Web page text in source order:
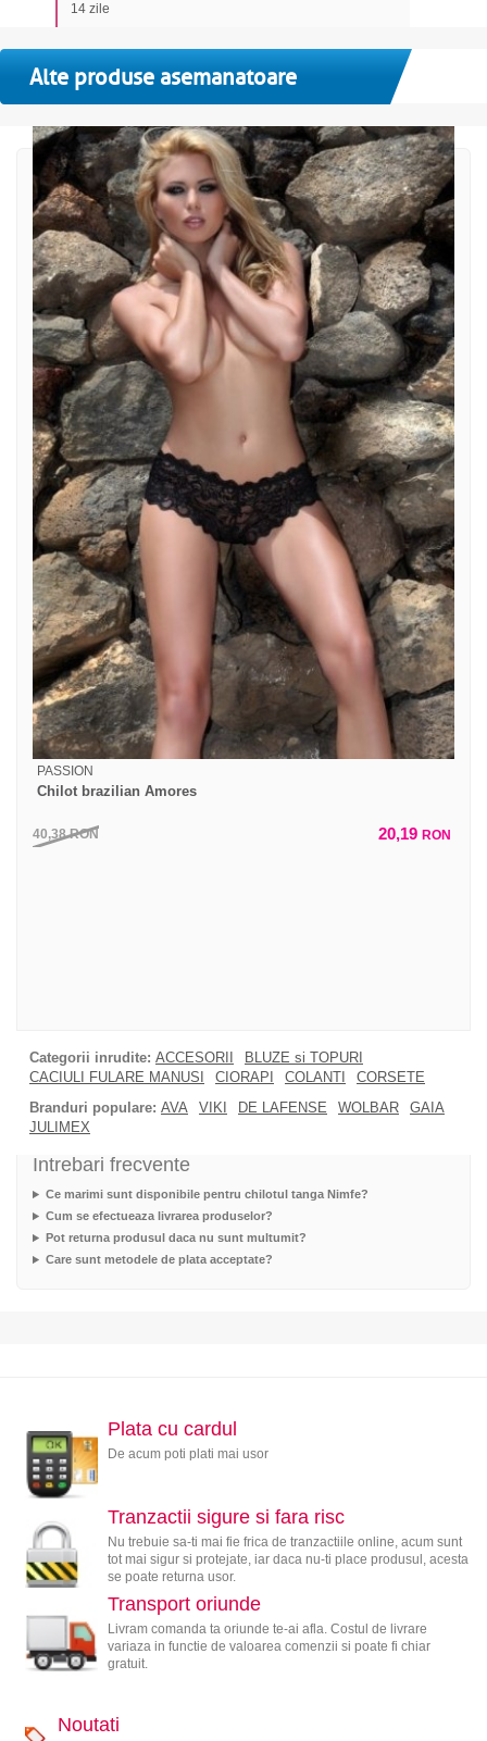
14 zile
Alte produse asemanatoare
PASSION
Chilot brazilian Amores
40,38RON 20,19 RON
Categorii inrudite: ACCESORII
BLUZE si TOPURI
CACIULI FULARE MANUSI
CIORAPI COLANTI
CORSETE
Branduri populare: AVA VIKI DE LAFENSE WOLBAR
GAIA
JULIMEX
Intrebari frecvente
Ce marimi sunt disponibile pentru chilotul tanga Nimfe?
Cum se efectueaza livrarea produselor?
Pot returna produsul daca nu sunt multumit?
Care sunt metodele de plata acceptate?
Plata cu cardul
De acum poti plati mai usor
Tranzactii sigure si fara risc
Nu trebuie sa-ti mai fie frica de tranzactiile online, acum sunt
tot mai sigur si protejate, iar daca nu-ti place produsul, acesta
se poate returna usor.
Transport oriunde
Livram comanda ta oriunde te-ai afla. Costul de livrare
variaza in functie de valoarea comenzii si poate fi chiar
gratuit.
Noutati